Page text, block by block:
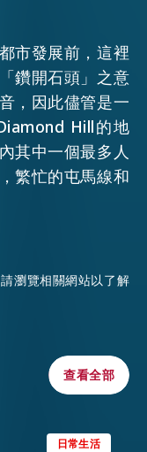
市發展前，這裡
鑽開石頭」之意
，因此儘管是一
Hill的地
其中一個最多人
繁忙的屯馬線和
瀏覽相關網站以了解
查看全部
查看全部
日常生活